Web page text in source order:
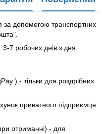
за допомогою транспортних
7 робочих днів з дня
) - тільки для роздрібних
приватного підприємця
отриманні) - для